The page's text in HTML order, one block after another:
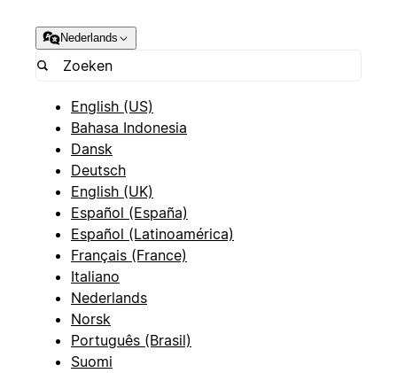
Nederlands
English (US)
Bahasa Indonesia
Dansk
Deutsch
English (UK)
Español (España)
Español (Latinoamérica)
Français (France)
Italiano
Nederlands
Norsk
Português (Brasil)
Suomi